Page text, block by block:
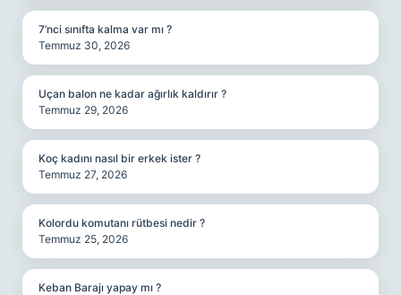
7’nci sınıfta kalma var mı ?
Temmuz 30, 2026
Uçan balon ne kadar ağırlık kaldırır ?
Temmuz 29, 2026
Koç kadını nasıl bir erkek ister ?
Temmuz 27, 2026
Kolordu komutanı rütbesi nedir ?
Temmuz 25, 2026
Keban Barajı yapay mı ?